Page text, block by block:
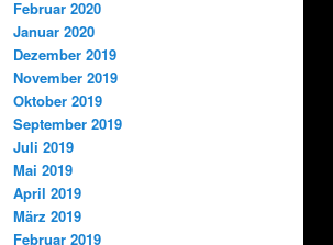
Februar 2020
Januar 2020
Dezember 2019
November 2019
Oktober 2019
September 2019
Juli 2019
Mai 2019
April 2019
März 2019
Februar 2019